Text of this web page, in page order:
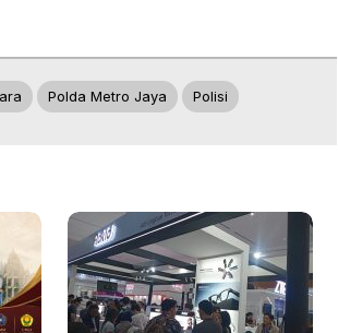
Polda Metro Jaya Polisi